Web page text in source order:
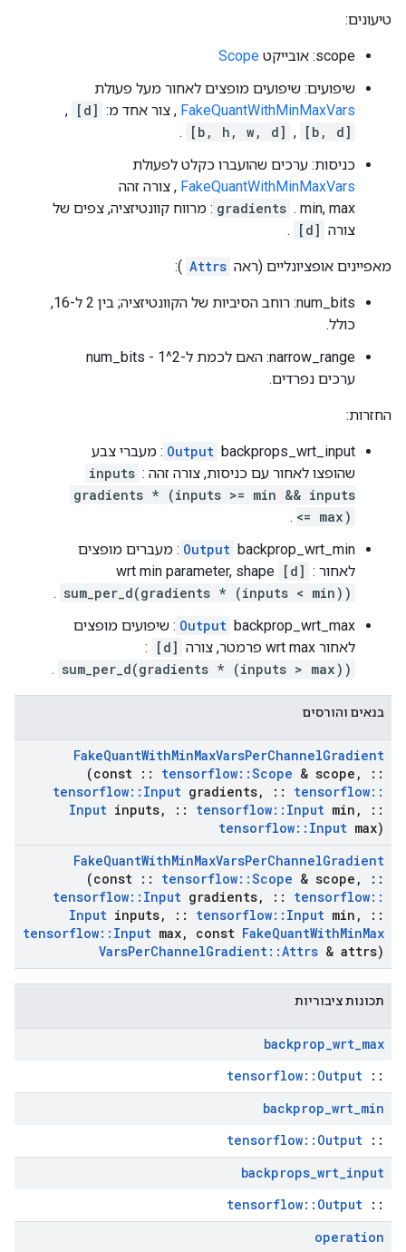
טיעונים:
scope: אובייקט
Scope
שיפועים: שיפועים מופצים לאחור מעל פעולת
FakeQuantWithMinMaxVars , צור אחד מ: [d]
,
[b, d]
,
[b, h, w, d]
.
כניסות: ערכים שהועברו כקלט לפעולת
FakeQuantWithMinMaxVars , צורה זהה
gradients . min, max: מרווח קוונטיזציה, צפים של
צורה [d]
.
מאפיינים אופציונליים (ראה Attrs
):
num_bits: רוחב הסיביות של הקוונטיזציה; בין 2 ל-16,
כולל.
narrow_range: האם לכמת ל-2^num_bits - 1
ערכים נפרדים.
החזרות:
Output backprops_wrt_input: מעברי צבע
שהופצו לאחור עם כניסות, צורה זהה
inputs :
gradients * (inputs >= min && inputs
<= max)
.
Output backprop_wrt_min: מעברים מופצים
לאחור wrt min parameter, shape
[d] :
sum_per_d(gradients * (inputs < min))
.
Output backprop_wrt_max: שיפועים מופצים
לאחור wrt max פרמטר, צורה
[d]
:
sum_per_d(gradients * (inputs > max))
.
בנאים והורסים
FakeQuantWithMinMaxVarsPerChannelGradient
(const :: tensorflow::Scope & scope ,
::
tensorflow:: Input gradients, :: tensorflow::
Input inputs, :: tensorflow:: Input min ,
::
tensorflow:: Input max)
FakeQuantWithMinMaxVarsPerChannelGradient
(const :: tensorflow::Scope & scope ,
::
tensorflow:: Input gradients, :: tensorflow::
Input inputs, :: tensorflow:: Input min ,
::
tensorflow:: Input max, const FakeQuantWithMinMax
VarsPerChannelGradient::Attrs & attrs)
תכונות ציבוריות
backprop_wrt_max
::
tensorflow::Output
backprop_wrt_min
::
tensorflow::Output
backprops_wrt_input
::
tensorflow::Output
operation